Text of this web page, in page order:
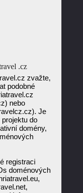
.cz
zvažte,
podobné
nebo
Je
do
domény,
registraci
doménových